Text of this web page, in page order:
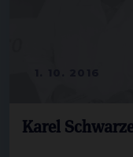
Karel